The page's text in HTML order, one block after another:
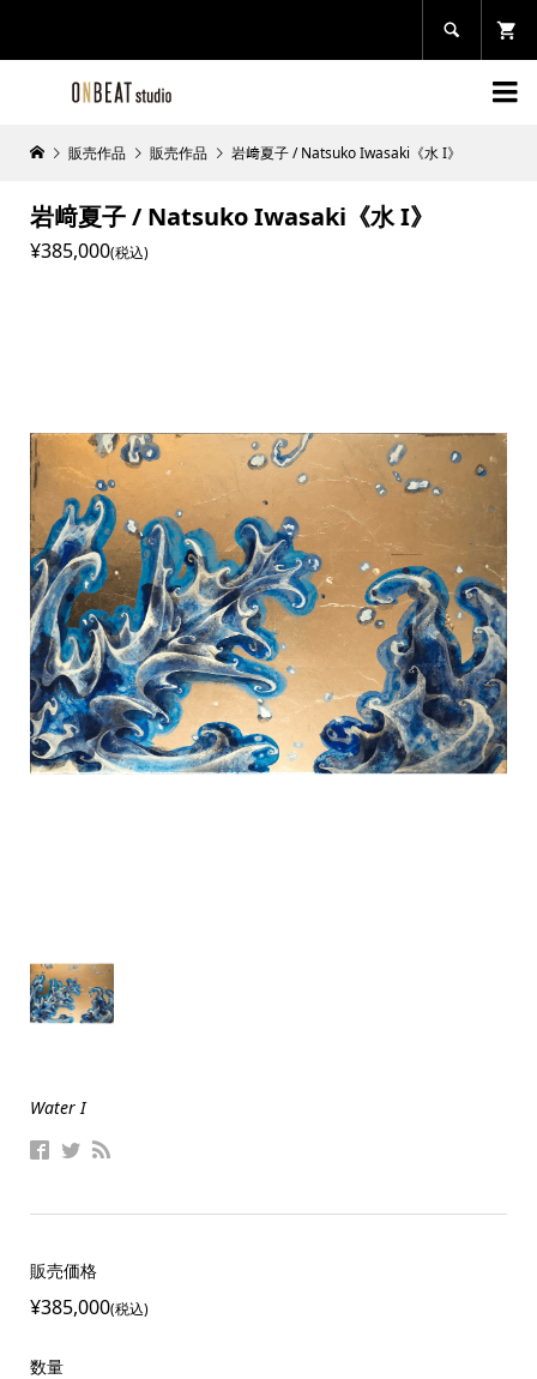


販売作品 販売作品 岩﨑夏子 / Natsuko Iwasaki《水 I》
岩﨑夏子 / Natsuko Iwasaki《水 I》
¥385,000(税込)
Water I
販売価格
¥385,000(税込)
数量